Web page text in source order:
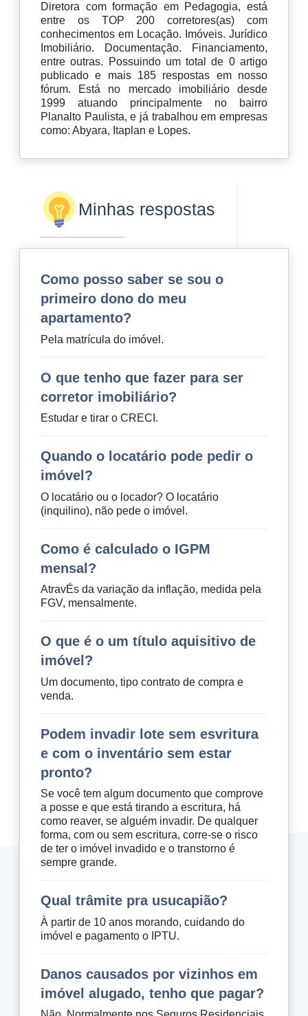
Diretora com formação em Pedagogia, está
entre os TOP 200 corretores(as) com
conhecimentos em Locação. Imóveis. Jurídico
Imobiliário. Documentação. Financiamento,
entre outras. Possuindo um total de 0 artigo
publicado e mais 185 respostas em nosso
fórum. Está no mercado imobiliário desde
1999 atuando principalmente no bairro
Planalto Paulista, e já trabalhou em empresas
como: Abyara, Itaplan e Lopes.
Minhas respostas
Como posso saber se sou o
primeiro dono do meu
apartamento?
Pela matrícula do imóvel.
O que tenho que fazer para ser
corretor imobiliário?
Estudar e tirar o CRECI.
Quando o locatário pode pedir o
imóvel?
O locatário ou o locador? O locatário
(inquilino), não pede o imóvel.
Como é calculado o IGPM
mensal?
AtravÉs da variação da inflação, medida pela
FGV, mensalmente.
O que é o um título aquisitivo de
imóvel?
Um documento, tipo contrato de compra e
venda.
Podem invadir lote sem esvritura
e com o inventário sem estar
pronto?
Se você tem algum documento que comprove
a posse e que está tirando a escritura, há
como reaver, se alguém invadir. De qualquer
forma, com ou sem escritura, corre-se o risco
de ter o imóvel invadido e o transtorno é
sempre grande.
Qual trâmite pra usucapião?
À partir de 10 anos morando, cuidando do
imóvel e pagamento o IPTU.
Danos causados por vizinhos em
imóvel alugado, tenho que pagar?